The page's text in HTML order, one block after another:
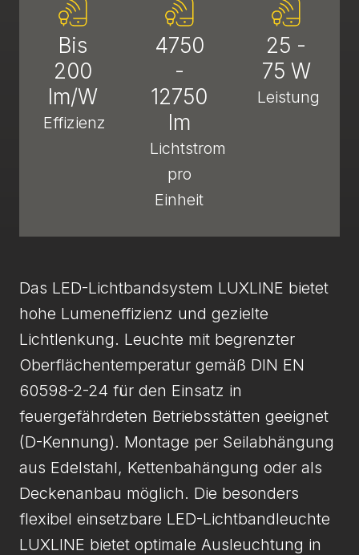
Bis
200
lm/W
Effizienz
4750
-
12750
lm
Lichtstrom
pro
Einheit
25 -
75 W
Leistung
Das LED-Lichtbandsystem LUXLINE bietet
hohe Lumeneffizienz und gezielte
Lichtlenkung. Leuchte mit begrenzter
Oberflächentemperatur gemäß DIN EN
60598-2-24 für den Einsatz in
feuergefährdeten Betriebsstätten geeignet
(D-Kennung). Montage per Seilabhängung
aus Edelstahl, Kettenbahängung oder als
Deckenanbau möglich. Die besonders
flexibel einsetzbare LED-Lichtbandleuchte
LUXLINE bietet optimale Ausleuchtung in